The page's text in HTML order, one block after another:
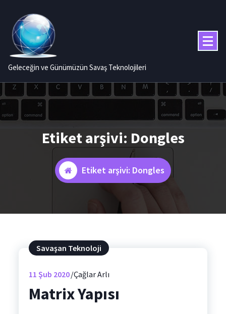
Geleceğin ve Günümüzün Savaş Teknolojileri
Etiket arşivi: Dongles
Etiket arşivi: Dongles
Savaşan Teknoloji
11 Şub 2020 Çağlar Arlı
Matrix Yapısı